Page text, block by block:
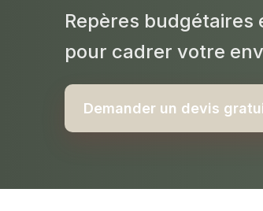
Repères budgétaires
pour cadrer votre
Demander un devis